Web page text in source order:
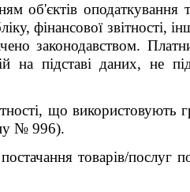
об'єктів оподаткування
фінансової
законодавством.
на підставі даних, не
що
№ 996).
товарів/послуг